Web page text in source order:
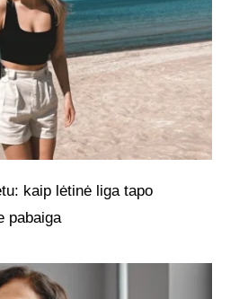
kaip lėtinė liga tapo
pabaiga